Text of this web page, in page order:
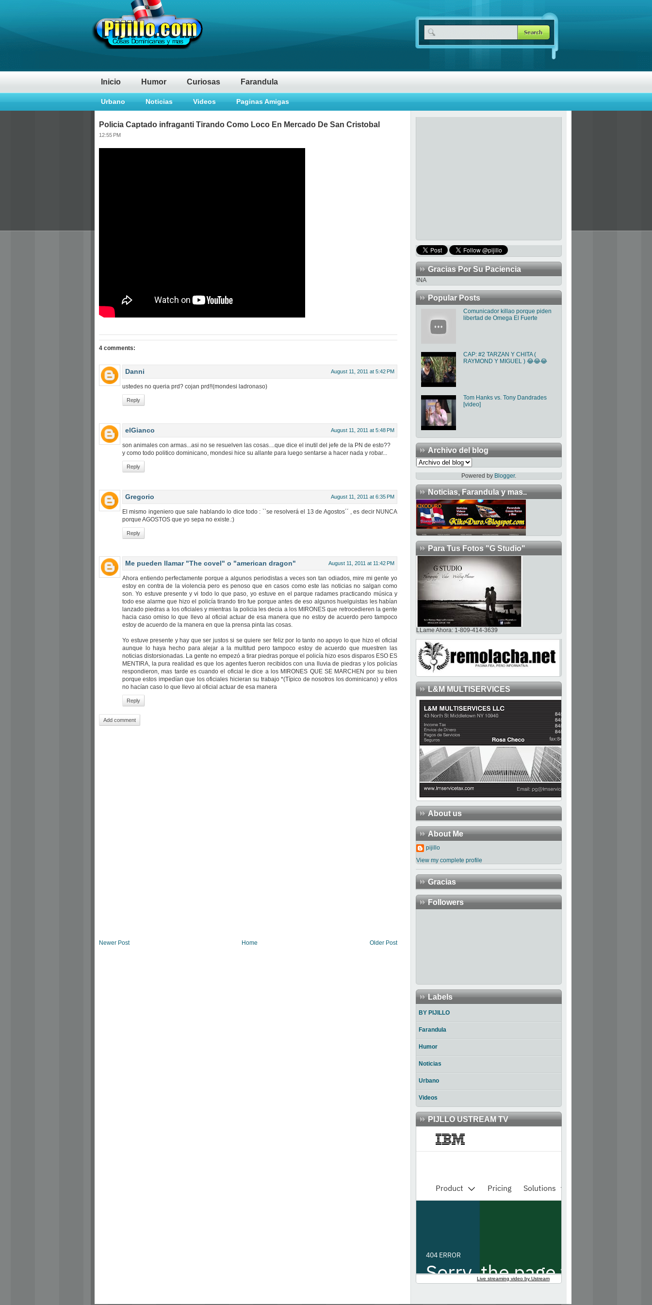
Inicio Humor Curiosas Farandula
Urbano Noticias Videos Paginas Amigas
Policia Captado infraganti Tirando Como Loco En Mercado De San Cristobal
12:55 PM
4 comments:
Danni August 11, 2011 at 5:42 PM
ustedes no queria prd? cojan prd!!(mondesi ladronaso)
Reply
elGianco August 11, 2011 at 5:48 PM
son animales con armas...asi no se resuelven las cosas....que dice el inutil del jefe de la PN de esto??
y como todo politico dominicano, mondesi hice su allante para luego sentarse a hacer nada y robar...
Reply
Gregorio August 11, 2011 at 6:35 PM
El mismo ingeniero que sale hablando lo dice todo : ``se resolverá el 13 de Agostos´´ , es decir NUNCA
porque AGOSTOS que yo sepa no existe.:)
Reply
Me pueden llamar "The covel" o "american dragon" August 11, 2011 at 11:42 PM
Ahora entiendo perfectamente porque a algunos periodistas a veces son tan odiados, mire mi gente yo
estoy en contra de la violencia pero es penoso que en casos como este las noticias no salgan como
son. Yo estuve presente y vi todo lo que paso, yo estuve en el parque radames practicando música y
todo ese alarme que hizo el policía tirando tiro fue porque antes de eso algunos huelguistas les habían
lanzado piedras a los oficiales y mientras la policia les decia a los MIRONES que retrocedieren la gente
hacia caso omiso lo que llevo al oficial actuar de esa manera que no estoy de acuerdo pero tampoco
estoy de acuerdo de la manera en que la prensa pinta las cosas.
Yo estuve presente y hay que ser justos si se quiere ser feliz por lo tanto no apoyo lo que hizo el oficial
aunque lo haya hecho para alejar a la multitud pero tampoco estoy de acuerdo que muestren las
noticias distorsionadas. La gente no empezó a tirar piedras porque el policía hizo esos disparos ESO ES
MENTIRA, la pura realidad es que los agentes fueron recibidos con una lluvia de piedras y los policías
respondieron, mas tarde es cuando el oficial le dice a los MIRONES QUE SE MARCHEN por su bien
porque estos impedían que los oficiales hicieran su trabajo *(Típico de nosotros los dominicano) y ellos
no hacían caso lo que llevo al oficial actuar de esa manera
Reply
Add comment
Newer Post Older Post
Home
Gracias Por Su Paciencia
Popular Posts
Comunicador killao porque piden
libertad de Omega El Fuerte
CAP: #2 TARZAN Y CHITA (
RAYMOND Y MIGUEL ) 😂😂😂
Tom Hanks vs. Tony Dandrades
[video]
Archivo del blog
Powered by Blogger.
Noticias, Farandula y mas..
Para Tus Fotos "G Studio"
LLame Ahora: 1-809-414-3639
L&M MULTISERVICES
About us
About Me
pijillo
View my complete profile
Gracias
Followers
Labels
BY PIJILLO
Farandula
Humor
Noticias
Urbano
Videos
PIJLLO USTREAM TV
Live streaming video by Ustream